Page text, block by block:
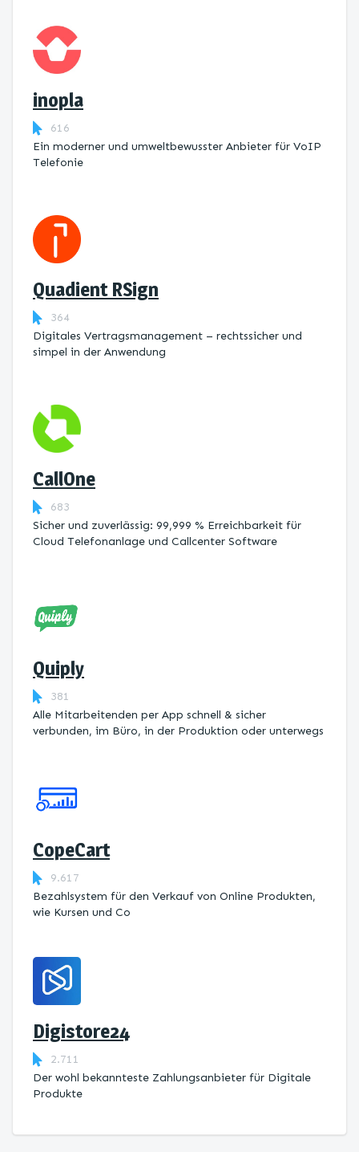
inopla
616
Ein moderner und umweltbewusster Anbieter für VoIP
Telefonie
Quadient RSign
364
Digitales Vertragsmanagement – rechtssicher und
simpel in der Anwendung
CallOne
683
Sicher und zuverlässig: 99,999 % Erreichbarkeit für
Cloud Telefonanlage und Callcenter Software
Quiply
381
Alle Mitarbeitenden per App schnell & sicher
verbunden, im Büro, in der Produktion oder unterwegs
CopeCart
9.617
Bezahlsystem für den Verkauf von Online Produkten,
wie Kursen und Co
Digistore24
2.711
Der wohl bekannteste Zahlungsanbieter für Digitale
Produkte